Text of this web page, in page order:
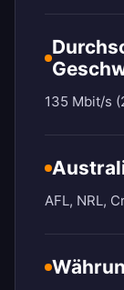
135 Mbit/s
AFL, NRL,